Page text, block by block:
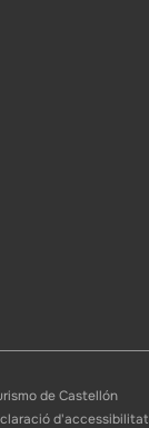
de Castellón
d'accessibilitat